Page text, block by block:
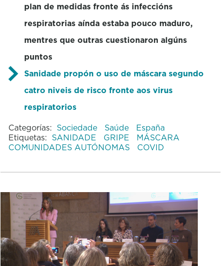
plan de medidas fronte ás infeccións
respiratorias aínda estaba pouco maduro,
mentres que outras cuestionaron algúns
puntos
Sanidade propón o uso de máscara segundo
catro niveis de risco fronte aos virus
respiratorios
Categorías: Sociedade Saúde
España
Etiquetas: SANIDADE GRIPE
MÁSCARA
COMUNIDADES AUTÓNOMAS
COVID